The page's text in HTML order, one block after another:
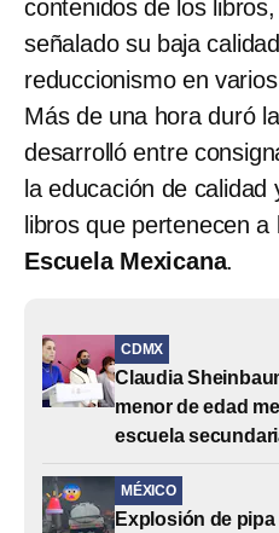
contenidos de los
señalado su baja
reduccionismo en
Más de una hora duró
desarrolló entre
la educación de
libros que pertenecen a
Escuela Mexicana.
CDMX
Claudia
menor de edad
escuela
MÉXICO
Explosión de